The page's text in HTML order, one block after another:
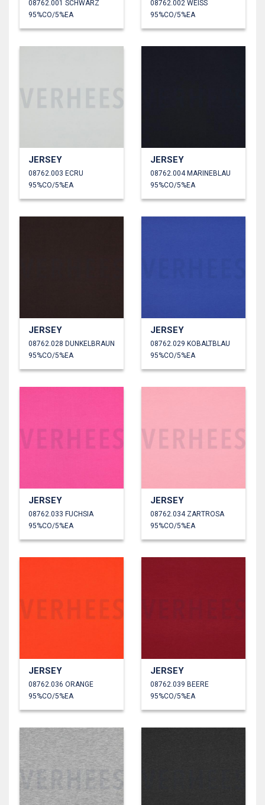
08762.001 SCHWARZ
95%CO/5%EA
08762.002 WEISS
95%CO/5%EA
JERSEY
08762.003 ECRU
95%CO/5%EA
JERSEY
08762.004 MARINEBLAU
95%CO/5%EA
JERSEY
08762.028 DUNKELBRAUN
95%CO/5%EA
JERSEY
08762.029 KOBALTBLAU
95%CO/5%EA
JERSEY
08762.033 FUCHSIA
95%CO/5%EA
JERSEY
08762.034 ZARTROSA
95%CO/5%EA
JERSEY
08762.036 ORANGE
95%CO/5%EA
JERSEY
08762.039 BEERE
95%CO/5%EA